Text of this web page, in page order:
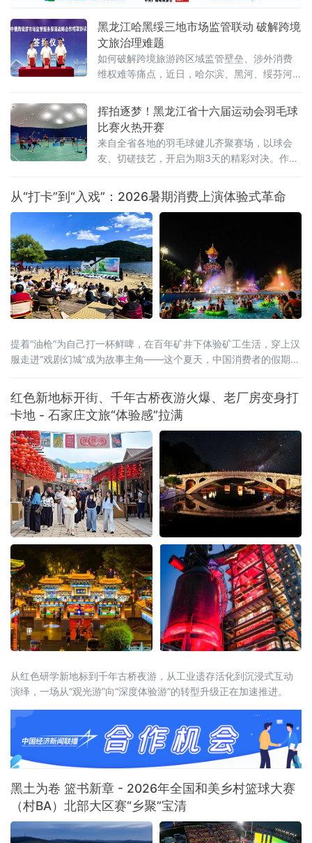
黑龙江哈黑绥三地市场监管联动 破解跨境
文旅治理难题
如何破解跨境旅游跨区域监管壁垒、涉外消费
维权难等痛点，近日，哈尔滨、黑河、绥芬河
发展战略合作框架协议，这标志着哈黑绥三地
跨境旅游市场监管一体化协同共治机制正式落
地。此举跨区域监管合作，重在立足黑龙江对
俄开放优势、破解跨境文旅治理难题的创新实
践，有效填补了跨境旅游协同监管空白。据介
挥拍逐梦！黑龙江省十六届运动会羽毛球
比赛火热开赛
来自全省各地的羽毛球健儿齐聚赛场，以球会
友、切磋技艺，开启为期3天的精彩对决。作为
赛程紧凑、看点十足。据了解，比赛共设置
男、女团体和混合双打、男子双打、女子双
打、男子单打、女子单打七大竞赛项目，全面
覆盖羽毛球主流竞赛组别，为
从“打卡”到“入戏”：2026暑期消费上演体验式革命
提着“油枪”为自己打一杯鲜啤，在百年矿井下体验矿工生活，穿上汉
服走进“戏剧幻城”成为故事主角——这个夏天，中国消费者的假期打
从“打卡式”到“入戏式”的消费变革席卷全国。文旅部启动的全国暑期
文旅消费季，各地落地超3万场特色活动、发放4.5亿元文旅补贴；
国务院近期批复的《扩大消费“十五五”规划》更明确
红色新地标开街、千年古桥夜游火爆、老厂房变身打
卡地 - 石家庄文旅“体验感”拉满
从红色研学新地标到千年古桥夜游，从工业遗存活化到沉浸式互动
演绎，一场从“观光游”向“深度体验游”的转型升级正在加速推进。
黑土为卷 篮书新章 - 2026年全国和美乡村篮球大赛
（村BA）北部大区赛“乡聚”宝清